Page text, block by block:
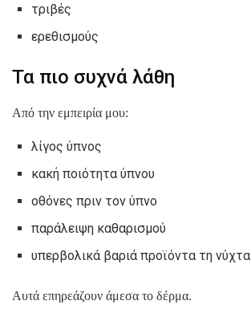
τριβές
ερεθισμούς
Τα πιο συχνά λάθη
Από την εμπειρία μου:
λίγος ύπνος
κακή ποιότητα ύπνου
οθόνες πριν τον ύπνο
παράλειψη καθαρισμού
υπερβολικά βαριά προϊόντα τη νύχτα
Αυτά επηρεάζουν άμεσα το δέρμα.